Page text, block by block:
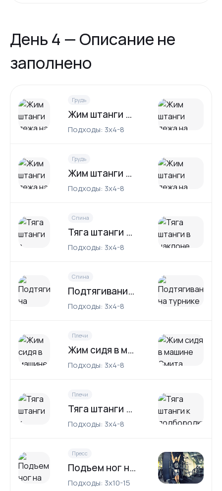
День 4 — Описание не
заполнено
Грудь
Жим штанги лежа на наклонной скамье
Подходы: 3x4-8
Грудь
Жим штанги лежа на горизонтальной скамье
Подходы: 3x4-8
Спина
Тяга штанги в наклоне
Подходы: 3x4-8
Спина
Подтягивания на турнике
Подходы: 3x4-8
Плечи
Жим сидя в машине Смита
Подходы: 3x4-8
Плечи
Тяга штанги к подбородку
Подходы: 3x4-8
Пресс
Подъем ног на перекладине
Подходы: 3x10-15